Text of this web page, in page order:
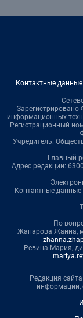
Контактные
Зарегистрировано
информационных
Регистрационный
Учредитель:
Главный
Адрес редакции:
Контактные данные
По
Жапарова Жанна,
Ревина Мария,
Редакция
информации,